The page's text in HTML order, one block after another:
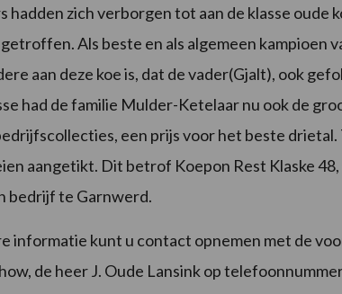
hadden zich verborgen tot aan de klasse oude
getroffen. Als beste en als algemeen kampioen
aan deze koe is, dat de vader(Gjalt), ook
had de familie Mulder-Ketelaar nu ook de
een prijs voor het beste
aangetikt. Dit betrof Koepon Rest Klaske
bedrijf te Garnwerd.
informatie kunt u contact opnemen met de
de heer J. Oude Lansink op